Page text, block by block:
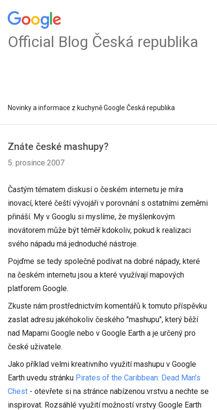
Official Blog Česká republika
Novinky a informace z kuchyně Google Česká republika
Znáte české mashupy?
5. prosince 2007
Častým tématem diskusí o českém internetu je míra
inovací, které čeští vývojáři v porovnání s ostatními zeměmi
přináší. My v Googlu si myslíme, že myšlenkovým
inovátorem může být téměř kdokoliv, pokud k realizaci
svého nápadu má jednoduché nástroje.
Pojďme se tedy společně podívat na dobré nápady, které
na českém internetu jsou a které využívají mapových
platforem Google.
Zkuste nám prostřednictvím komentářů k tomuto příspěvku
zaslat adresu jakéhokoliv českého "mashupu", který běží
nad Mapami Google nebo v Google Earth a je určený pro
české uživatele.
Jako příklad velmi kreativního využití mashupu v Google
Earth uvedu stránku Pirates of the Caribbean: Dead Man’s
Chest - otevřete si na stránce nabízenou vrstvu a nechte se
inspirovat. Rozsáhlé využití možností vrstvy Google Earth